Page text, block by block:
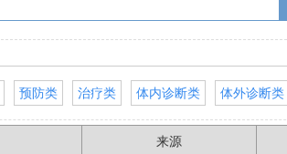
预防类 治疗类 体内诊断类 体外诊断类
来源